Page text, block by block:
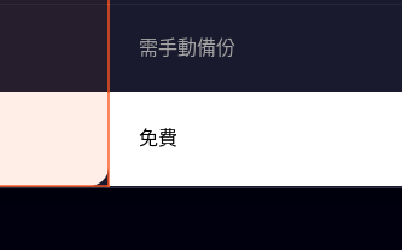
需手動備份
免費